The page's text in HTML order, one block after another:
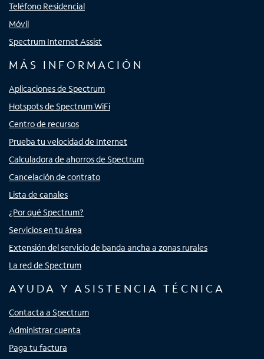
Teléfono Residencial
Móvil
Spectrum Internet Assist
MÁS INFORMACIÓN
Aplicaciones de Spectrum
Hotspots de Spectrum WiFi
Centro de recursos
Prueba tu velocidad de Internet
Calculadora de ahorros de Spectrum
Cancelación de contrato
Lista de canales
¿Por qué Spectrum?
Servicios en tu área
Extensión del servicio de banda ancha a zonas rurales
La red de Spectrum
AYUDA Y ASISTENCIA TÉCNICA
Contacta a Spectrum
Administrar cuenta
Paga tu factura